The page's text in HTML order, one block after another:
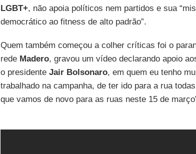
LGBT+, não apoia políticos nem partidos e sua
democrático ao fitness de alto padrão”.
Quem também começou a colher críticas foi o
rede Madero, gravou um vídeo declarando apoio
o presidente Jair Bolsonaro, em quem eu tenho
trabalhado na campanha, de ter ido para a rua
que vamos de novo para as ruas neste 15 de